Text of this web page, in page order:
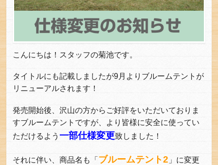
こんにちは！スタッフの菊池です。
タイトルにも記載しましたが9月よりブルームテントが
リニューアルされます！
発売開始後、沢山の方からご好評をいただいておりま
すブルームテントですが、より皆様に安全に使ってい
ただけるよう一部仕様変更致しました！
それに伴い、商品名も「 ブルームテント2 」に変更